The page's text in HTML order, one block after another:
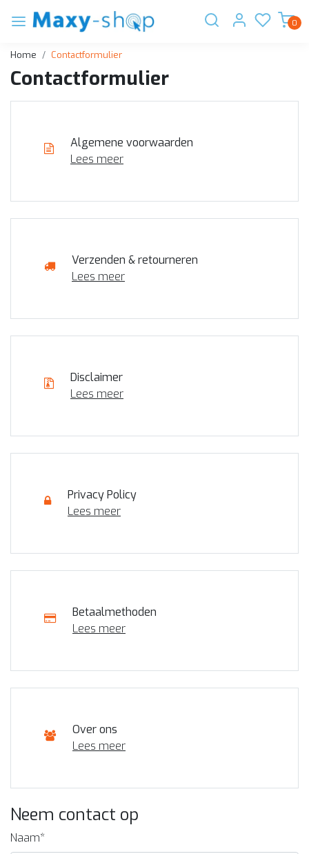
0
Home Contactformulier
Contactformulier
Algemene voorwaarden
Lees meer
Verzenden & retourneren
Lees meer
Disclaimer
Lees meer
Privacy Policy
Lees meer
Betaalmethoden
Lees meer
Over ons
Lees meer
Neem contact op
Naam*